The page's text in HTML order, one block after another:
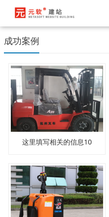
成功案例
这里填写相关的信息10